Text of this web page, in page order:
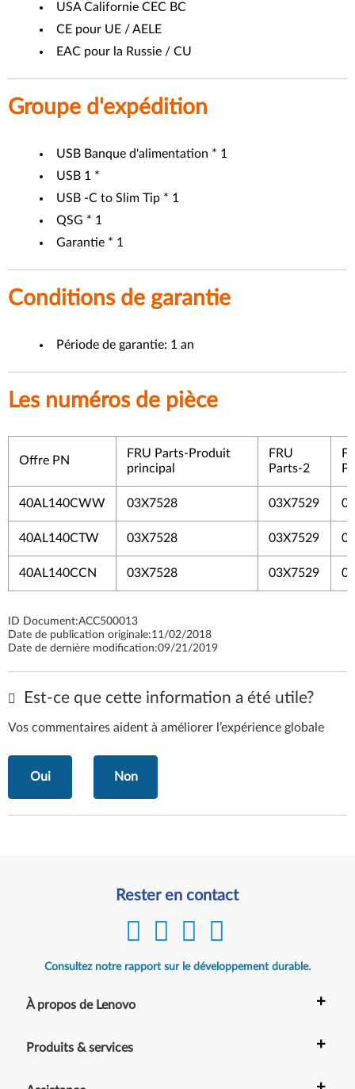
USA Californie CEC BC
CE pour UE / AELE
EAC pour la Russie / CU
Groupe d'expédition
USB Banque d'alimentation * 1
USB 1 *
USB -C to Slim Tip * 1
QSG * 1
Garantie * 1
Conditions de garantie
Période de garantie: 1 an
Les numéros de pièce
Offre PN
FRU Parts-Produit
principal
FRU
Parts-2
40AL140CWW 03X7528 03X7529
40AL140CTW 03X7528 03X7529
40AL140CCN 03X7528 03X7529
ID Document:ACC500013
Date de publication originale:11/02/2018
Date de dernière modification:09/21/2019
Est-ce que cette information a été utile?
Vos commentaires aident à améliorer l’expérience globale
Oui Non
Rester en contact
Consultez notre rapport sur le développement durable.
À propos de Lenovo +
Produits & services +